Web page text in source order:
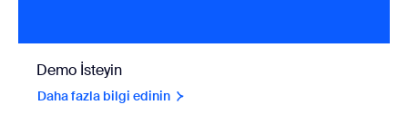
Demo İsteyin
Daha fazla bilgi edinin